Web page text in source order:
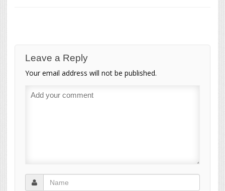
Leave a Reply
Your email address will not be published.